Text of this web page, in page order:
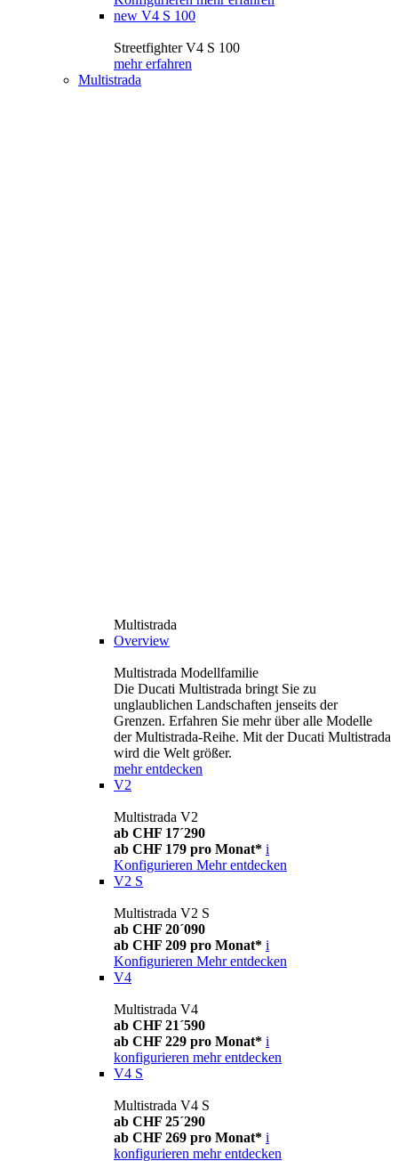
new V4 S 100
Streetfighter V4 S 100
mehr erfahren
Multistrada
Multistrada
Overview
Multistrada Modellfamilie
Die Ducati Multistrada bringt Sie zu
unglaublichen Landschaften jenseits der
Grenzen. Erfahren Sie mehr über alle Modelle
der Multistrada-Reihe. Mit der Ducati Multistrada
wird die Welt größer.
mehr entdecken
V2
Multistrada V2
ab CHF 17´290
ab CHF 179 pro Monat* i
Konfigurieren Mehr entdecken
V2 S
Multistrada V2 S
ab CHF 20´090
ab CHF 209 pro Monat* i
Konfigurieren Mehr entdecken
V4
Multistrada V4
ab CHF 21´590
ab CHF 229 pro Monat* i
konfigurieren mehr entdecken
V4 S
Multistrada V4 S
ab CHF 25´290
ab CHF 269 pro Monat* i
konfigurieren mehr entdecken